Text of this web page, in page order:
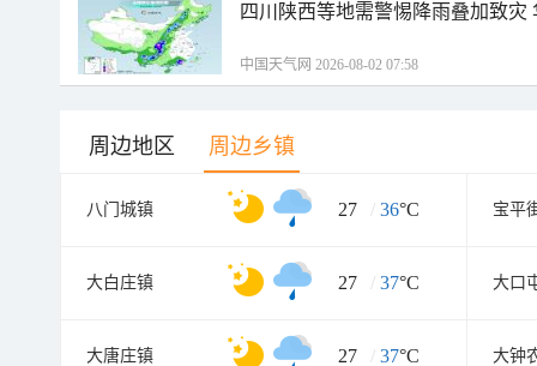
四川陕西等地需警惕降雨叠加致
中国天气网 2026-08-02 07:58
周边地区 周边乡镇
八门城镇 27 / 36°C 宝平
大白庄镇 27 / 37°C 大口
大唐庄镇 27 / 37°C 大钟